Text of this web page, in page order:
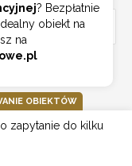
155
? Bezpłatnie
obiekt na
na
OBIEKTÓW
zapytanie do kilku